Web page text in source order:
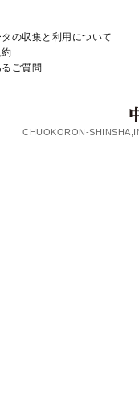
の収集と利用について
約
るご質問
CHUOKORON-